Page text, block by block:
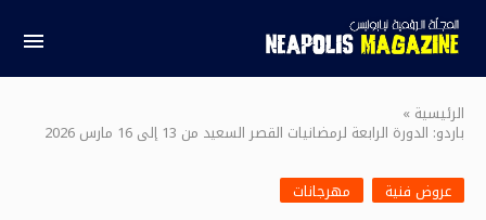
الرئيسية »
باردو: الدورة الرابعة لرمضانيات القصر السعيد من 13 إلى 16 مارس 2026
عروض فنية مهرجانات